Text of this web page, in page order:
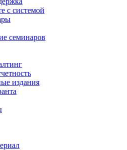
с системой
семинаров
издания